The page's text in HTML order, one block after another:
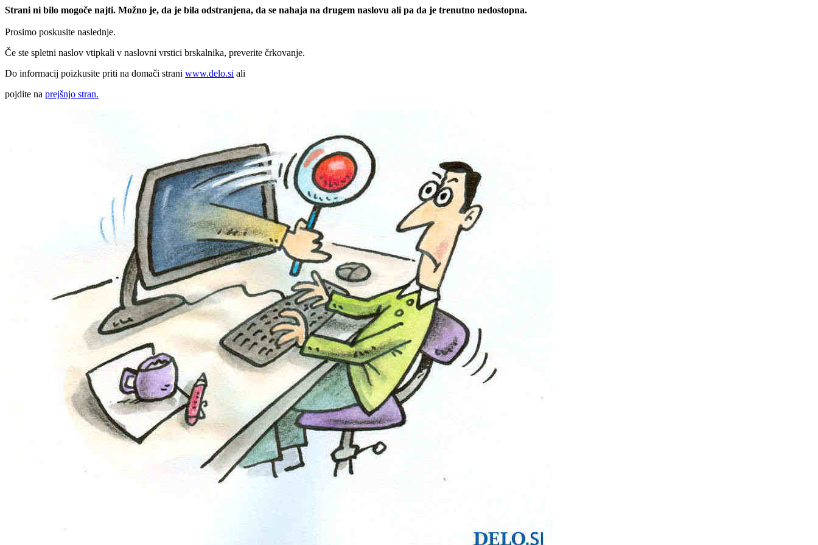
Strani ni bilo mogoče najti. Možno je, da je bila odstranjena, da se nahaja na drugem naslovu ali pa da je trenutno nedostopna.
Prosimo poskusite naslednje.
Če ste spletni naslov vtipkali v naslovni vrstici brskalnika, preverite črkovanje.
Do informacij poizkusite priti na domači strani www.delo.si ali
pojdite na prejšnjo stran.